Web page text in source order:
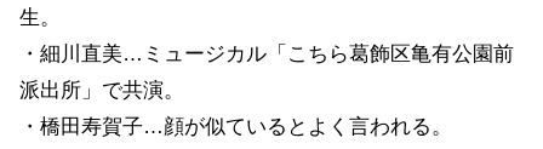
生。
・細川直美…ミュージカル「こちら葛飾区亀有公園前
派出所」で共演。
・橋田寿賀子…顔が似ているとよく言われる。